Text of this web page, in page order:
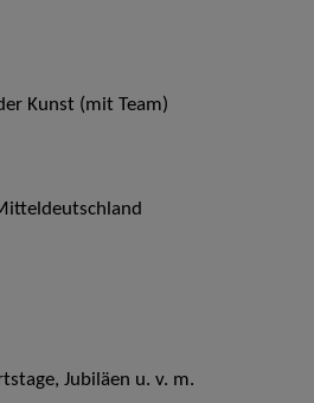
Kunst (mit Team)
Jubiläen u. v. m.